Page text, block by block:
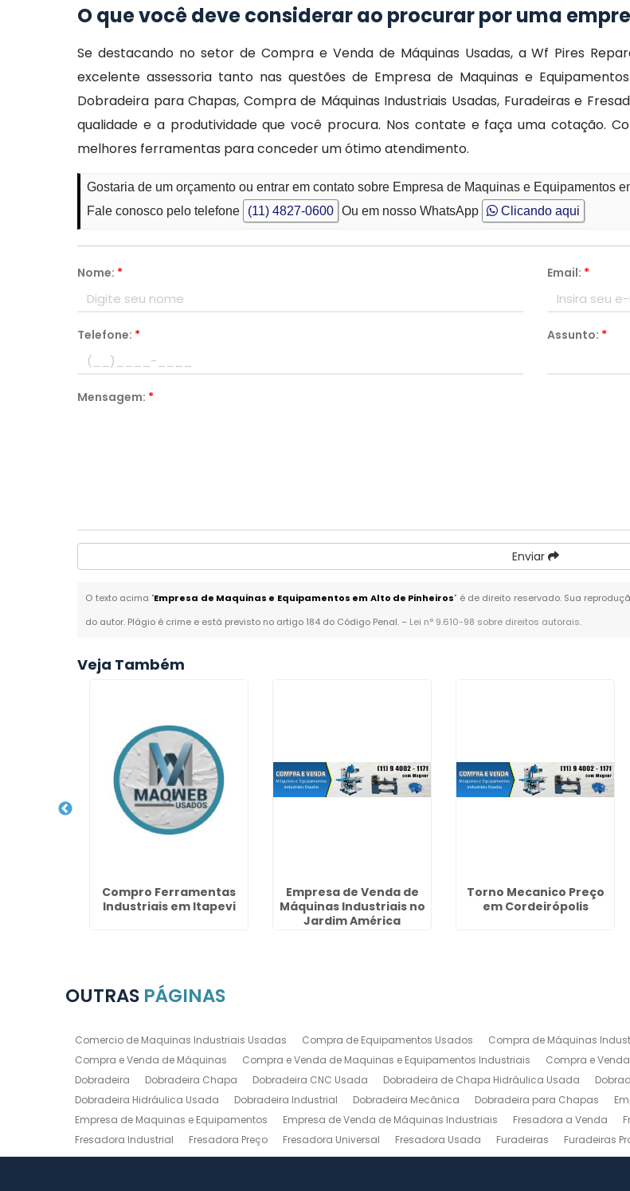
O que você deve considerar ao procurar por uma
Se destacando no setor de Compra e Venda de Máquinas Usadas, a Wf Pires
excelente assessoria tanto nas questões de Empresa de Maquinas e
Dobradeira para Chapas, Compra de Máquinas Industriais Usadas, Furadeiras e
qualidade e a produtividade que você procura. Nos contate e faça uma cotação.
melhores ferramentas para conceder um ótimo atendimento.
Gostaria de um orçamento ou entrar em contato sobre Empresa de Maquinas e Equipamentos
Fale conosco pelo telefone
(11) 4827-0600 Ou em nosso WhatsApp Clicando aqui
Nome: * Email: *
Telefone: * Assunto: *
Mensagem: *
Enviar
O texto acima "Empresa de Maquinas e Equipamentos em Alto de Pinheiros" é de direito reservado. Sua
do autor. Plágio é crime e está previsto no artigo 184 do Código Penal. – Lei n° 9.610-98 sobre direitos autorais.
Veja Também
Compro Ferramentas
Industriais em Itapevi
Empresa de Venda de
Máquinas Industriais no
Jardim América
Torno Mecanico Preço
em Cordeirópolis
OUTRAS PÁGINAS
Comercio de Maquinas Industriais Usadas Compra de Equipamentos Usados Compra de Máquinas
Compra e Venda de Máquinas
Compra e Venda de Maquinas e Equipamentos Industriais Compra e
Dobradeira
Dobradeira Chapa Dobradeira CNC Usada Dobradeira de Chapa Hidráulica Usada
Dobradeira Hidráulica Usada
Dobradeira Industrial Dobradeira Mecânica Dobradeira para Chapas
Empresa de Maquinas e Equipamentos
Empresa de Venda de Máquinas Industriais Fresadora a Venda
Fresadora Industrial
Fresadora Preço Fresadora Universal Fresadora Usada Furadeiras Furadeiras
Guilhotina Industrial
Guilhotina Industrial para Chapas de Aço Maquinas para Marcenaria Maquinas